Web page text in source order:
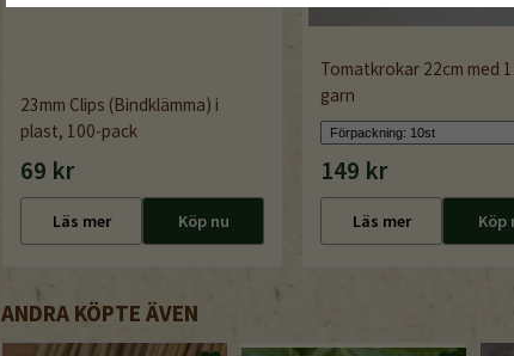
23mm Clips (Bindklämma) i
plast, 100-pack
69 kr
Läs mer Köp nu
Tomatkrokar 22cm med
garn
149 kr
Läs mer Köp
ANDRA KÖPTE ÄVEN